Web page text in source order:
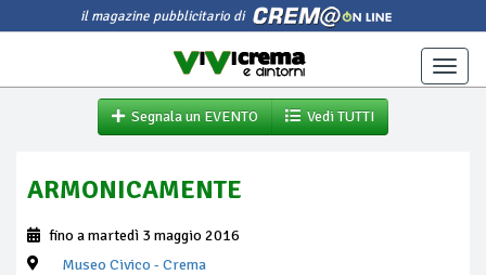
il magazine pubblicitario di
Toggle
Segnala un EVENTO
Vedi TUTTI
ARMONICAMENTE
fino a martedì 3 maggio 2016
Museo Civico - Crema